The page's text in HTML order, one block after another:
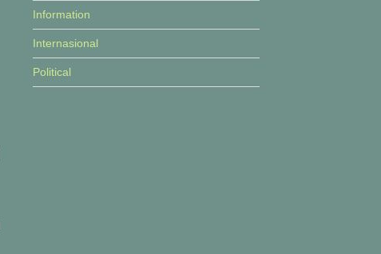
Information
Internasional
Political